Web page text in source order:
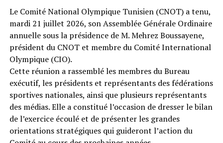
Le Comité National Olympique Tunisien (CNOT) a tenu,
mardi 21 juillet 2026, son Assemblée Générale Ordinaire
annuelle sous la présidence de M. Mehrez Boussayene,
président du CNOT et membre du Comité International
Olympique (CIO).
Cette réunion a rassemblé les membres du Bureau
exécutif, les présidents et représentants des fédérations
sportives nationales, ainsi que plusieurs représentants
des médias. Elle a constitué l’occasion de dresser le bilan
de l’exercice écoulé et de présenter les grandes
orientations stratégiques qui guideront l’action du